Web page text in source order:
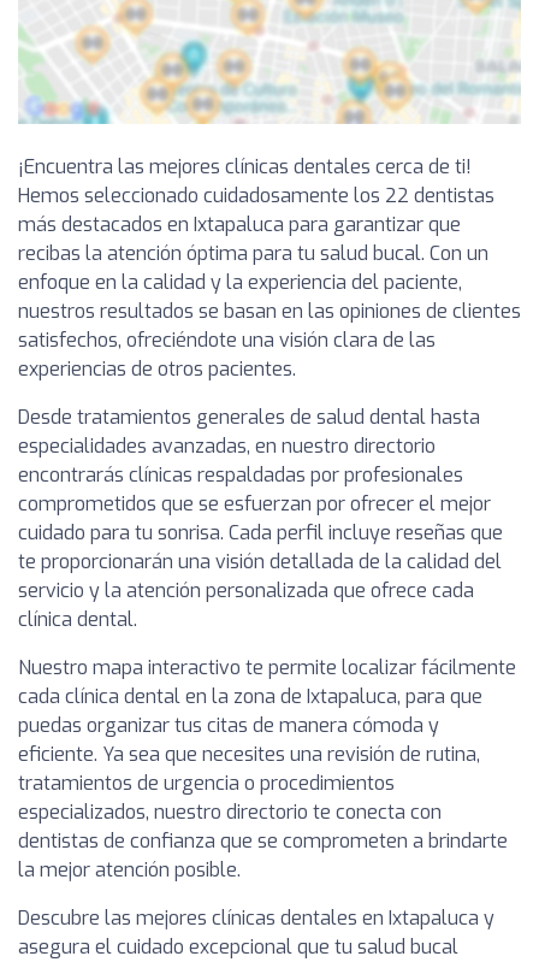
¡Encuentra las mejores clínicas dentales cerca de ti!
Hemos seleccionado cuidadosamente los 22 dentistas
más destacados en Ixtapaluca para garantizar que
recibas la atención óptima para tu salud bucal. Con un
enfoque en la calidad y la experiencia del paciente,
nuestros resultados se basan en las opiniones de clientes
satisfechos, ofreciéndote una visión clara de las
experiencias de otros pacientes.
Desde tratamientos generales de salud dental hasta
especialidades avanzadas, en nuestro directorio
encontrarás clínicas respaldadas por profesionales
comprometidos que se esfuerzan por ofrecer el mejor
cuidado para tu sonrisa. Cada perfil incluye reseñas que
te proporcionarán una visión detallada de la calidad del
servicio y la atención personalizada que ofrece cada
clínica dental.
Nuestro mapa interactivo te permite localizar fácilmente
cada clínica dental en la zona de Ixtapaluca, para que
puedas organizar tus citas de manera cómoda y
eficiente. Ya sea que necesites una revisión de rutina,
tratamientos de urgencia o procedimientos
especializados, nuestro directorio te conecta con
dentistas de confianza que se comprometen a brindarte
la mejor atención posible.
Descubre las mejores clínicas dentales en Ixtapaluca y
asegura el cuidado excepcional que tu salud bucal